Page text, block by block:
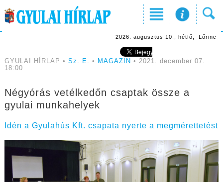
2026. augusztus 10., hétfő, Lőrinc
GYULAI HÍRLAP • Sz. E. • MAGAZIN • 2021. december 07.
18:00
Négyórás vetélkedőn csaptak össze a
gyulai munkahelyek
Idén a Gyulahús Kft. csapata nyerte a megmérettetést